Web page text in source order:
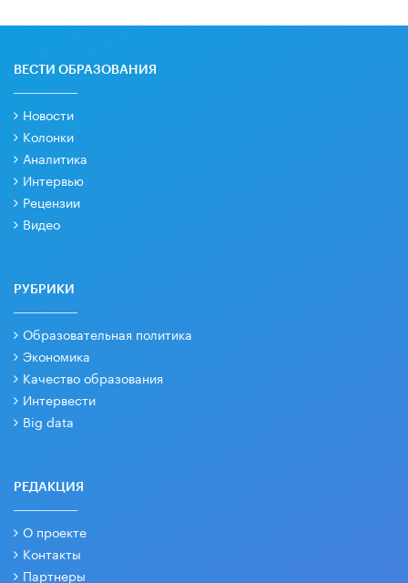
ВЕСТИ ОБРАЗОВАНИЯ
Новости
Колонки
Аналитика
Интервью
Рецензии
Видео
РУБРИКИ
Образовательная политика
Экономика
Качество образования
Интервести
Big data
РЕДАКЦИЯ
О проекте
Контакты
Партнеры